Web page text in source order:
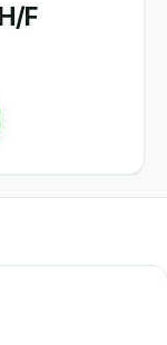
F